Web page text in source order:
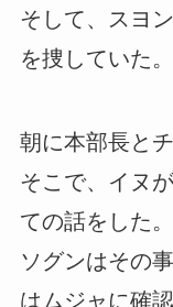
そして、スヨ
を捜していた。
朝に本部長と
そこで、イヌ
ての話をした。
ソグンはその
はムジャに確